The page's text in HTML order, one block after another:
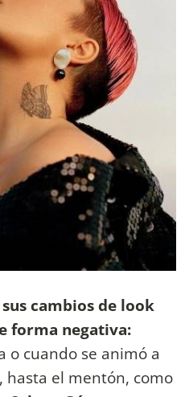
sus cambios de look
forma negativa:
o cuando se animó a
el mentón, como